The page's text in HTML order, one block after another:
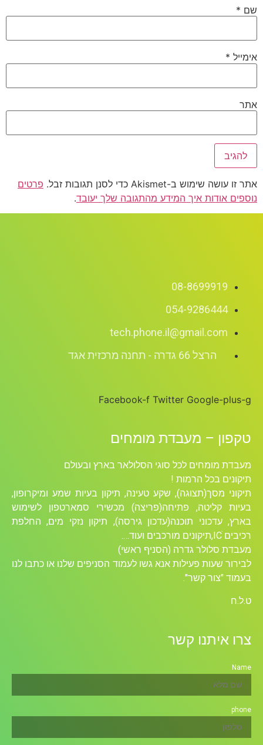
שם *
אימייל *
אתר
אתר זו עושה שימוש ב-Akismet כדי לסנן תגובות זבל.
פרטים
נוספים אודות איך המידע מהתגובה שלך יעובד.
08-8699919
054-9286444
tech.phone.il@gmail.com
הרצל 66 גדרה - תחנה מרכזית אגד
Facebook-f Twitter Google-plus-g
טקפון – מעבדת מומחים
מעבדת מומחים לכל סוגי הסלולאר בארץ ובעולם
תיקונים בכל הרמות !
תיקוני מסך(תצוגה), שקע טעינה, תיקון בעיות שמע ומיקרופון,
בעיות קליטה, פתיחה(פריצה) מכשירי סמארטפון לשימוש
בארץ, עדכוני תוכנה(עדכון גירסה), תיקון נזקי מים, החלפת
רכיבים ICׁ,תיקונים מורכבים ועוד….
מעבדת סלולר גדרה (הסניף ראשי)
לבירור שעות פעילות אנא גשו לעמוד הסניפים שלנו או כתבו לנו
בעמוד "צור קשר".
ט.ל.ח
צרו איתנו קשר
Name
phone